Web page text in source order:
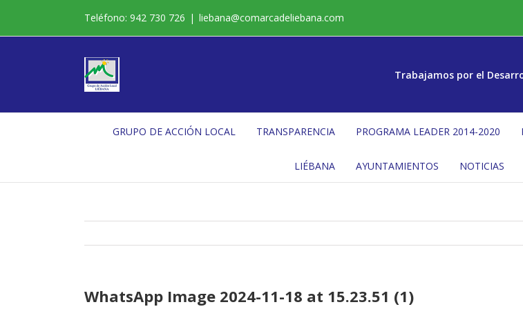
contenido
Teléfono: 942 730 726 | liebana@comarcadeliebana.com
Trabajamos por el
GRUPO DE ACCIÓN LOCAL TRANSPARENCIA PROGRAMA LEADER 2014-2020
LIÉBANA AYUNTAMIENTOS NOTICIAS
WhatsApp Image 2024-11-18 at 15.23.51 (1)